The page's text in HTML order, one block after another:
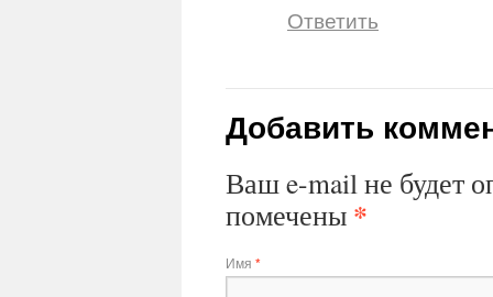
Ответить
Добавить
Ваш e-mail не будет
помечены *
Имя *